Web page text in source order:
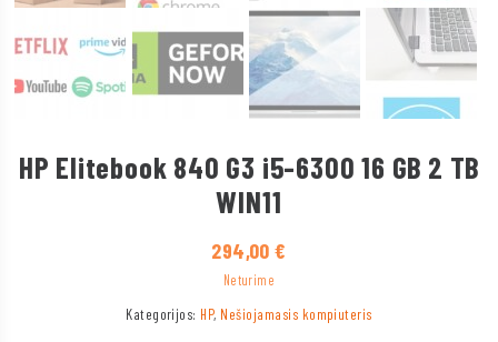
HP Elitebook 840 G3 i5-6300 16 GB 2 TB
WIN11
294,00€
Neturime
Kategorijos: HP, Nešiojamasis kompiuteris